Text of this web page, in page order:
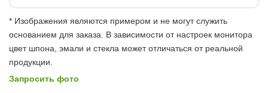
* Изображения являются примером и не могут служить
основанием для заказа. В зависимости от настроек монитора
цвет шпона, эмали и стекла может отличаться от реальной
продукции.
Запросить фото